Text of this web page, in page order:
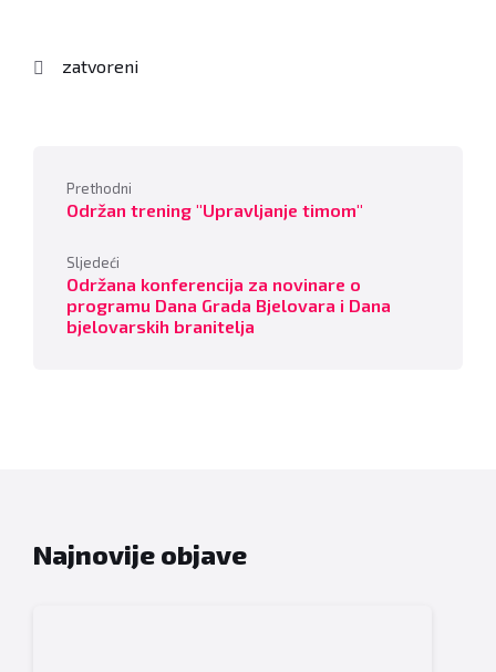
zatvoreni
Prethodni
Održan trening "Upravljanje timom"
Sljedeći
Održana konferencija za novinare o
programu Dana Grada Bjelovara i Dana
bjelovarskih branitelja
Najnovije objave